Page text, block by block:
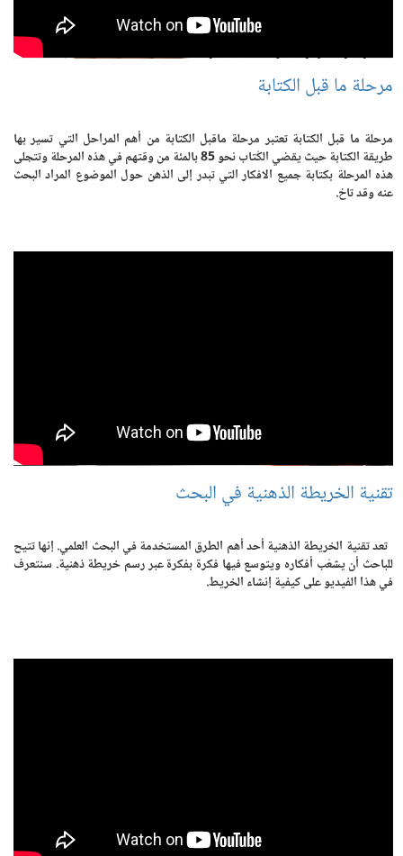
مرحلة ما قبل الكتابة
مرحلة ما قبل الكتابة تعتبر مرحلة ماقبل الكتابة من أهم المراحل التي تسير بها
طريقة الكتابة حيث يقضي الكُتاب نحو 85 بالمئة من وقتهم في هذه المرحلة وتتجلى
هذه المرحلة بكتابة جميع الافكار التي تبدر إلى الذهن حول الموضوع المراد البحث
عنه وقد تاخ.
تقنية الخريطة الذهنية في البحث
تعد تقنية الخريطة الذهنية أحد أهم الطرق المستخدمة في البحث العلمي. إنها تتيح
للباحث أن يشعّب أفكاره ويتوسع فيها فكرة بفكرة عبر رسم خريطة ذهنية. سنتعرف
في هذا الفيديو على كيفية إنشاء الخريط.